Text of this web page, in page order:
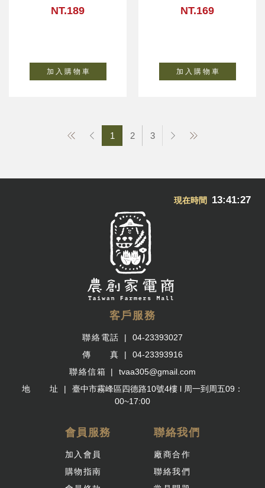
NT.189
加 入 購 物 車
NT.169
加 入 購 物 車
1 2 3
現在時間 13:41:28
客戶服務
聯絡電話
04-23393027
傳 真
04-23393916
聯絡信箱
tvaa305@gmail.com
地 址
臺中市霧峰區四德路10號4樓 l 周一到周五09：
00~17:00
會員服務
加入會員
購物指南
聯絡我們
廠商合作
聯絡我們